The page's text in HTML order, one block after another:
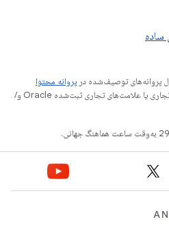
ساده
پروانه‌های توصیف‌شده در پروانه محتوا
هستند. جاوا و OpenJDK علامت‌های تجاری یا علامت‌های تجاری ثبت‌شده Oracle و/